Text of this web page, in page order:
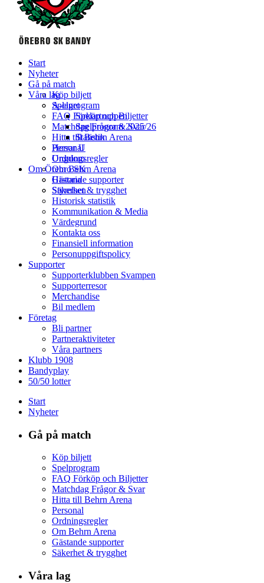
Start
Nyheter
Gå på match
Köp biljett
Spelprogram
FAQ Förköp och Biljetter
Matchdag Frågor & Svar
Hitta till Behrn Arena
Personal
Ordningsregler
Om Behrn Arena
Gästande supporter
Säkerhet & trygghet
Våra lag
A-laget
Spelartruppen
Spelprogram 2025/26
Statistik
Herrar U
Ungdom
Om Örebro SK
Historia
Styrelsen
Historisk statistik
Kommunikation & Media
Värdegrund
Kontakta oss
Finansiell information
Personuppgiftspolicy
Supporter
Supporterklubben Svampen
Supporterresor
Merchandise
Bil medlem
Företag
Bli partner
Partneraktiviteter
Våra partners
Klubb 1908
Bandyplay
50/50 lotter
Start
Nyheter
Gå på match
Köp biljett
Spelprogram
FAQ Förköp och Biljetter
Matchdag Frågor & Svar
Hitta till Behrn Arena
Personal
Ordningsregler
Om Behrn Arena
Gästande supporter
Säkerhet & trygghet
Våra lag